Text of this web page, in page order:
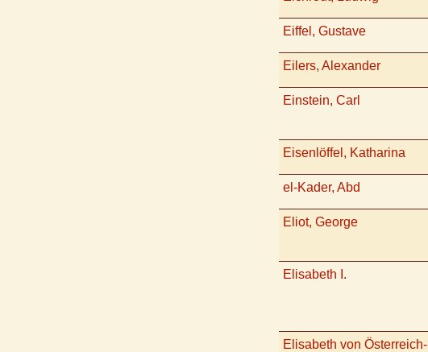
Eiffel, Gustave
Eilers, Alexander
Einstein, Carl
Eisenlöffel, Katharina
el-Kader, Abd
Eliot, George
Elisabeth I.
Elisabeth von Österreich-